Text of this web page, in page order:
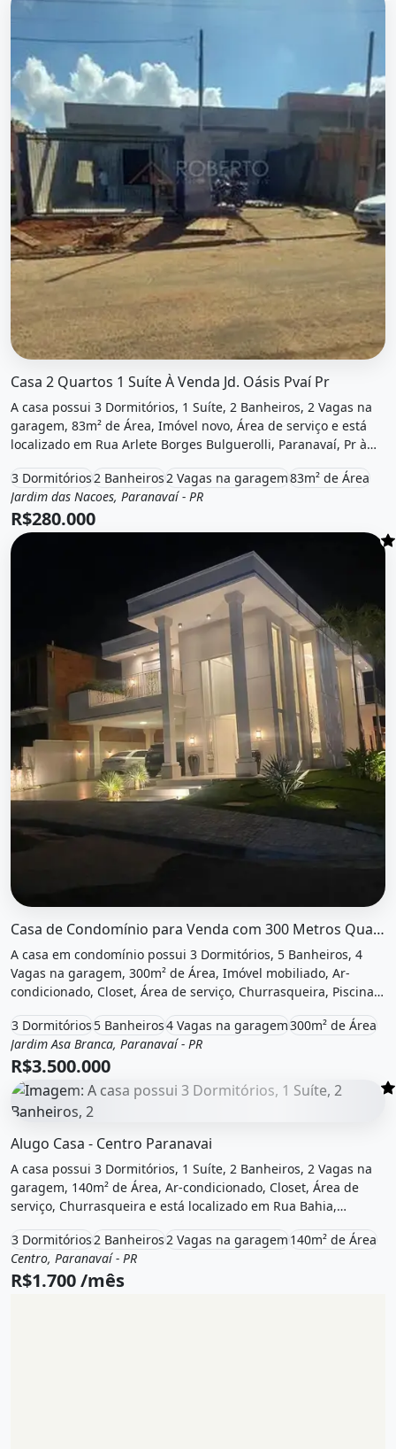
O imóvel &quot;Casa 2 quartos 1 suíte à venda jd.
Casa 2 Quartos 1 Suíte À Venda Jd. Oásis Pvaí Pr
A casa possui 3 Dormitórios, 1 Suíte, 2 Banheiros, 2 Vagas na
garagem, 83m² de Área, Imóvel novo, Área de serviço e está
localizado em Rua Arlete Borges Bulguerolli, Paranavaí, Pr à
3 Dormitórios2 Banheiros2 Vagas na garagem83m² de Área
Venda
Casa
Jardim das Nacoes, Paranavaí - PR
R$280.000
Casa de Condomínio para Venda com 300 Metros Quadrados com 3 Quartos
A casa em condomínio possui 3 Dormitórios, 5 Banheiros, 4
Vagas na garagem, 300m² de Área, Imóvel mobiliado, Ar-
condicionado, Closet, Área de serviço, Churrasqueira, Piscina,
Branca, Paranavaí, Pr à venda por R$3.500.000.
3 Dormitórios5 Banheiros4 Vagas na garagem300m² de Área
Venda
Casa em condomínio
Jardim Asa Branca, Paranavaí - PR
R$3.500.000
Alugo Casa - Centro Paranavai
A casa possui 3 Dormitórios, 1 Suíte, 2 Banheiros, 2 Vagas na
garagem, 140m² de Área, Ar-condicionado, Closet, Área de
serviço, Churrasqueira e está localizado em Rua Bahia,
3 Dormitórios2 Banheiros2 Vagas na garagem 140m² de Área
Aluguel
Casa
Centro, Paranavaí - PR
R$1.700 /mês